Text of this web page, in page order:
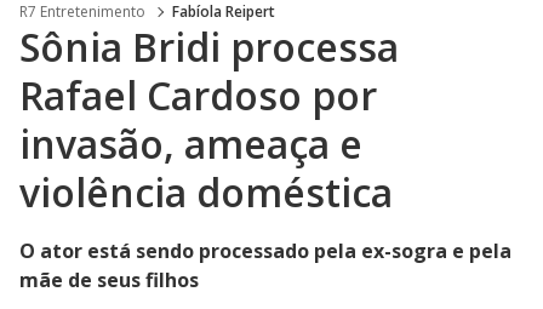
R7 Entretenimento Fabíola Reipert
Sônia Bridi processa
Rafael Cardoso por
invasão, ameaça e
violência doméstica
O ator está sendo processado pela ex-sogra e pela
mãe de seus filhos